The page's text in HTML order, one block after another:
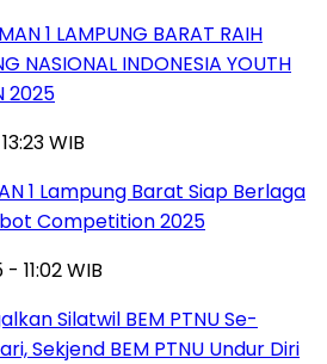
1 LAMPUNG BARAT RAIH
NASIONAL INDONESIA YOUTH
2025
WIB
1 Lampung Barat Siap Berlaga
Competition 2025
11:02 WIB
Silatwil BEM PTNU Se-
Sekjend BEM PTNU Undur Diri